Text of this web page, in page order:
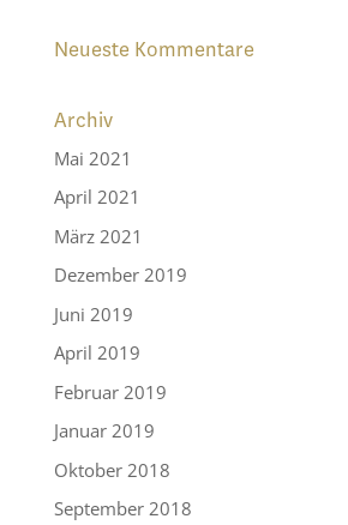
Neueste Kommentare
Archiv
Mai 2021
April 2021
März 2021
Dezember 2019
Juni 2019
April 2019
Februar 2019
Januar 2019
Oktober 2018
September 2018